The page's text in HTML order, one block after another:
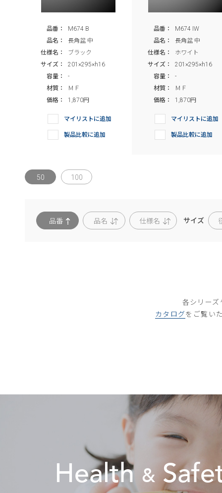
品番：
M674 B
品名：
長角盆 中
仕様名：
ブラック
サイズ：
201×295×h16
容量：
-
材質：
ＭＦ
価格：
1,870円
マイリストに追加
製品比較に追加
品番：
M674 IW
品名：
長角盆 中
仕様名：
ホワイト
サイズ：
201×295×h16
容量：
-
材質：
ＭＦ
価格：
1,870円
マイリストに追加
製品比較に追加
50 100
品番 品名 仕様名 サイズ
各シリー
カタログをご覧い
Health &